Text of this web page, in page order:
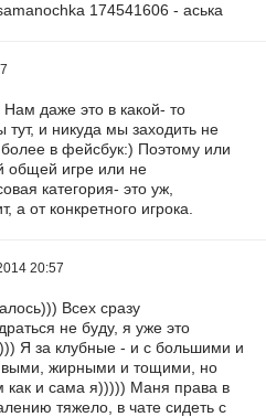
174541606 - аська
даже это в какой- то
и никуда мы заходить не
в фейсбук:) Поэтому или
общей игре или не
категория- это уж,
а от конкретного игрока.
20:57
Всех сразу
не буду, я уже это
Я за клубные - и с большими и
жирными и тощими, но
как и сама я))))) Маня права в
тяжело, в чате сидеть с